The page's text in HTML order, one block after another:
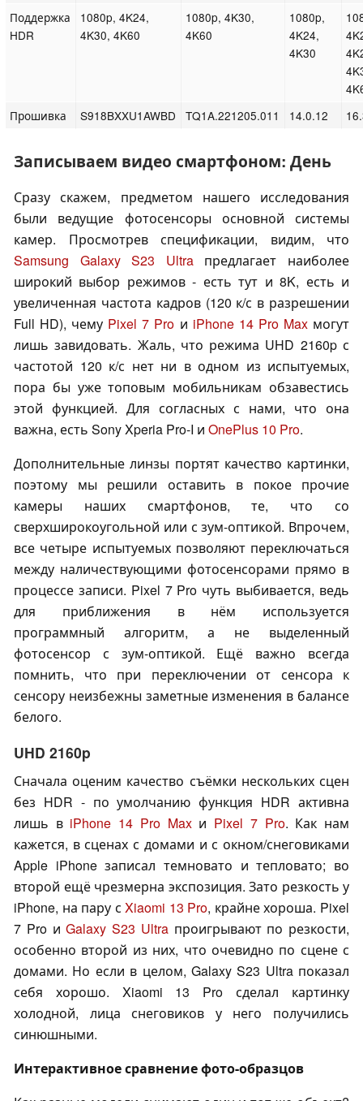
Поддержка
HDR
1080p, 4K24,
4K30, 4K60
1080p, 4K30,
4K60
1080p,
4K24,
4K30
Прошивка
S918BXXU1AWBD TQ1A.221205.011 14.0.12
Записываем видео смартфоном: День
Сразу скажем, предметом нашего исследования
были ведущие фотосенсоры основной системы
камер. Просмотрев спецификации, видим, что
Samsung Galaxy S23 Ultraпредлагает наиболее
широкий выбор режимов - есть тут и 8K, есть и
увеличенная частота кадров (120 к/с в разрешении
Full HD), чему Pixel 7 Pro и iPhone 14 Pro Maxмогут
лишь завидовать. Жаль, что режима UHD 2160p с
частотой 120 к/с нет ни в одном из испытуемых,
пора бы уже топовым мобильникам обзавестись
этой функцией. Для согласных с нами, что она
важна, есть Sony Xperia Pro-I и OnePlus 10 Pro.
Дополнительные линзы портят качество картинки,
поэтому мы решили оставить в покое прочие
камеры наших смартфонов, те, что со
сверхширокоугольной или с зум-оптикой. Впрочем,
все четыре испытуемых позволяют переключаться
между наличествующими фотосенсорами прямо в
процессе записи. Pixel 7 Pro чуть выбивается, ведь
для приближения в нём используется
программный алгоритм, а не выделенный
фотосенсор с зум-оптикой. Ещё важно всегда
помнить, что при переключении от сенсора к
сенсору неизбежны заметные изменения в балансе
белого.
UHD 2160p
Сначала оценим качество съёмки нескольких сцен
без HDR - по умолчанию функция HDR активна
лишь в iPhone 14 Pro Maxи Pixel 7 Pro. Как нам
кажется, в сценах с домами и с окном/снеговиками
Apple iPhone записал темновато и тепловато; во
второй ещё чрезмерна экспозиция. Зато резкость у
iPhone, на пару сXiaomi 13 Pro, крайне хороша. Pixel
7 Pro иGalaxy S23 Ultraпроигрывают по резкости,
особенно второй из них, что очевидно по сцене с
домами. Но если в целом, Galaxy S23 Ultra показал
себя хорошо. Xiaomi 13 Pro сделал картинку
холодной, лица снеговиков у него получились
синюшными.
Интерактивное сравнение фото-образцов